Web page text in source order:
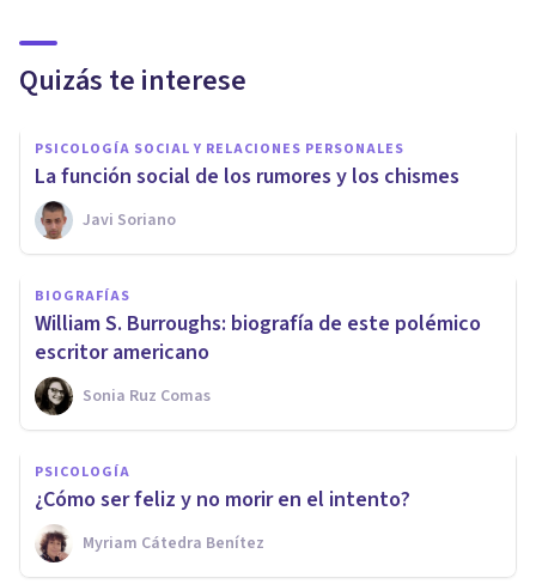
Quizás te interese
PSICOLOGÍA SOCIAL Y RELACIONES PERSONALES
La función social de los rumores y los chismes
Javi Soriano
BIOGRAFÍAS
William S. Burroughs: biografía de este polémico
escritor americano
Sonia Ruz Comas
PSICOLOGÍA
¿Cómo ser feliz y no morir en el intento?
Myriam Cátedra Benítez